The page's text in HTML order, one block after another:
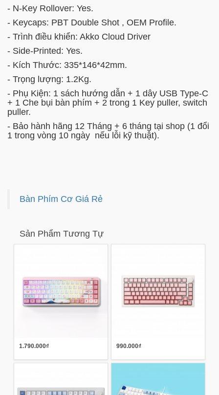
- N-Key Rollover: Yes.
- Keycaps: PBT Double Shot , OEM Profile.
- Trình điều khiển: Akko Cloud Driver
- Side-Printed: Yes.
- Kích Thước: 335*146*42mm.
- Trọng lượng: 1.2Kg.
- Phụ Kiện: 1 sách hướng dẫn + 1 dây USB Type-C
+ 1 Che bụi bàn phím + 2 trong 1 Key puller, switch
puller.
- Bảo hành hãng 12 Tháng + 6 tháng tại shop (1 đổi
1 trong vòng 10 ngày nếu lỗi kỹ thuật).
Bàn Phím Cơ Giá Rẻ
Sản Phẩm Tương Tự
1.790.000₫ 990.000₫